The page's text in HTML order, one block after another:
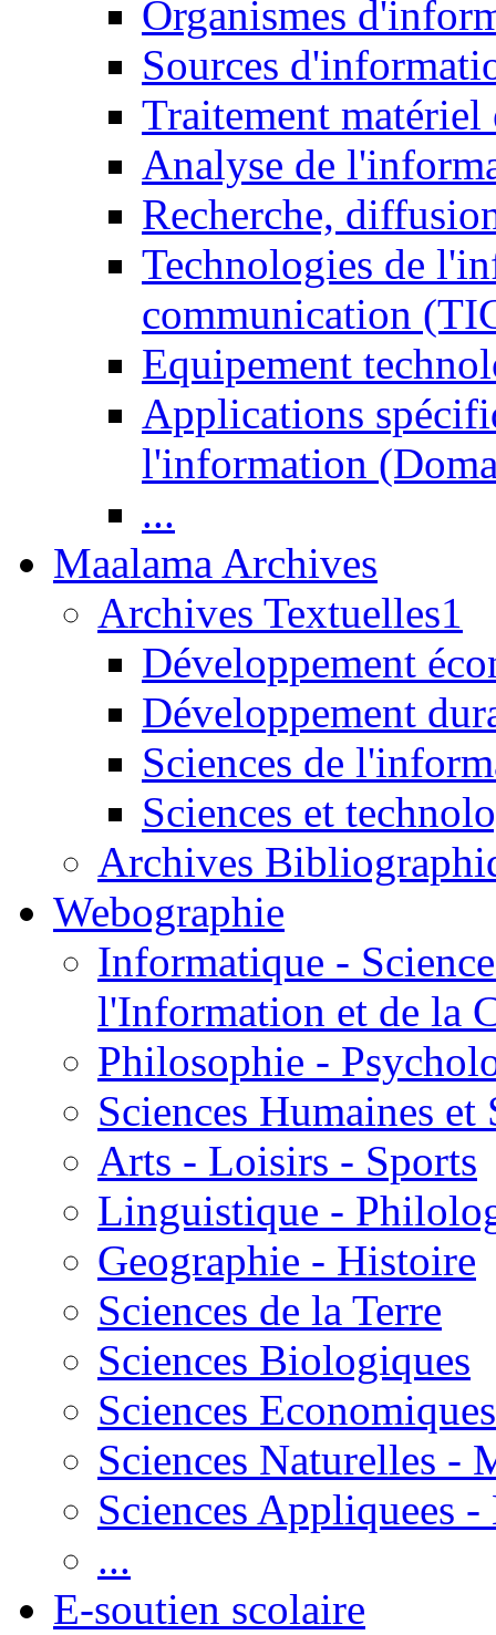
Organismes
Sources
Traitement matériel
Analyse de
Recherche,
Technologies de
communication
Equipement
Applications
l'information
...
Maalama Archives
Archives Textuelles1
Développement
Développement
Sciences de
Sciences et
Archives
Webographie
Informatique -
l'Information et de la
Philosophie -
Sciences Humaines et
Arts - Loisirs - Sports
Linguistique -
Geographie - Histoire
Sciences de la Terre
Sciences Biologiques
Sciences Economiques
Sciences Naturelles -
Sciences Appliquees
...
E-soutien scolaire